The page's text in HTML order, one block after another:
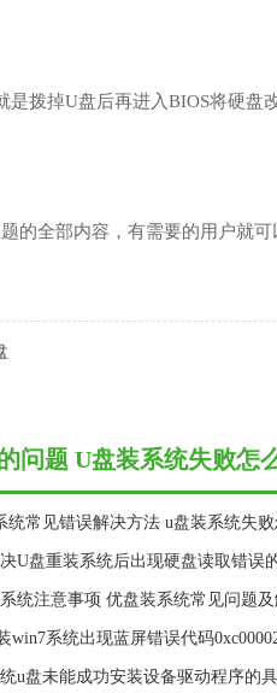
拨掉U盘后再进入BIOS将硬盘
全部内容，有需要的用户就可
问题 U盘装系统失败怎
统常见错误解决方法 u盘装系统失
统注意事项 优盘装系统常见问题